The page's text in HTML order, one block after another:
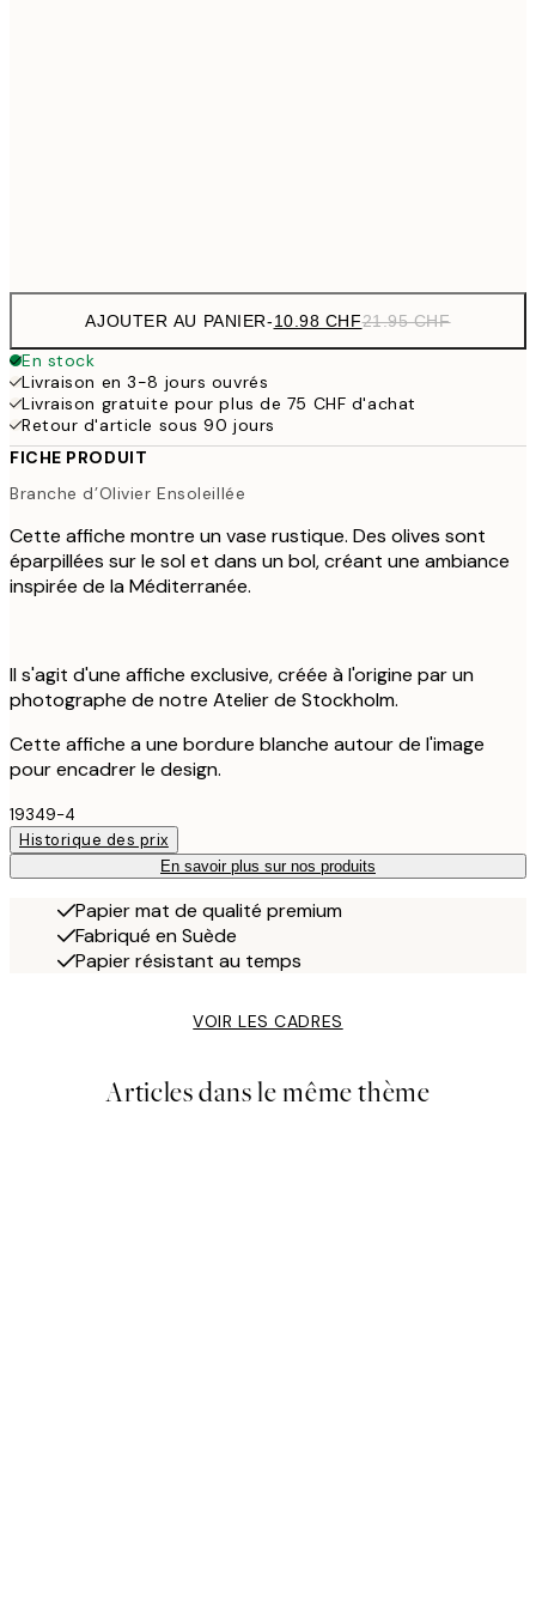
AJOUTER AU PANIER-10.98 CHF21.95 CHF
En stock
Livraison en 3-8 jours ouvrés
Livraison gratuite pour plus de 75 CHF d'achat
Retour d'article sous 90 jours
FICHE PRODUIT
Branche d’Olivier Ensoleillée
Cette affiche montre un vase rustique. Des olives sont
éparpillées sur le sol et dans un bol, créant une ambiance
inspirée de la Méditerranée.
Il s'agit d'une affiche exclusive, créée à l'origine par un
photographe de notre Atelier de Stockholm.
Cette affiche a une bordure blanche autour de l'image
pour encadrer le design.
19349-4
Historique des prix
En savoir plus sur nos produits
Papier mat de qualité premium
Fabriqué en Suède
Papier résistant au temps
VOIR LES CADRES
Articles dans le même thème